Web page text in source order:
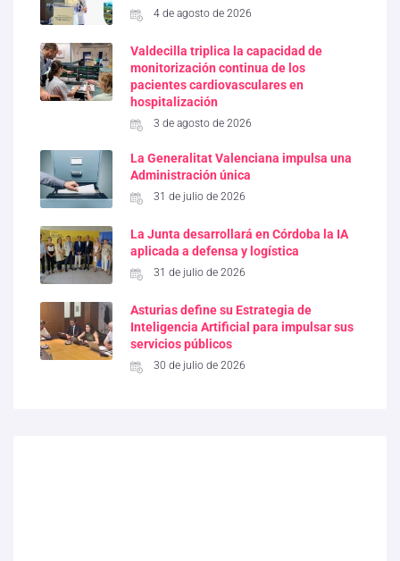
4 de agosto de 2026
Valdecilla triplica la capacidad de
monitorización continua de los
pacientes cardiovasculares en
hospitalización
3 de agosto de 2026
La Generalitat Valenciana impulsa una
Administración única
31 de julio de 2026
La Junta desarrollará en Córdoba la IA
aplicada a defensa y logística
31 de julio de 2026
Asturias define su Estrategia de
Inteligencia Artificial para impulsar sus
servicios públicos
30 de julio de 2026